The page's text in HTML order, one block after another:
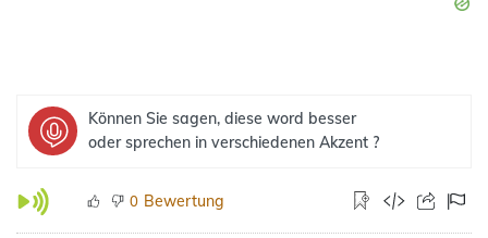
Können Sie sagen, diese word besser
oder sprechen in verschiedenen Akzent ?
0 Bewertung